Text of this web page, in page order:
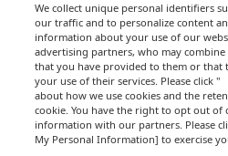
ウェブサイトのご利用について
プライバシーポリシー
We collect unique personal identifiers
our traffic and to personalize content
information about your use of our
advertising partners, who may
that you have provided to them or that
your use of their services. Please click "
about how we use cookies and the
cookie. You have the right to opt out
information with our partners. Please
My Personal Information] to exercise